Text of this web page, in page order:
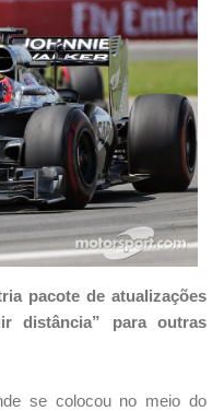
pacote de atualizações
distância” para outras
se colocou no meio do